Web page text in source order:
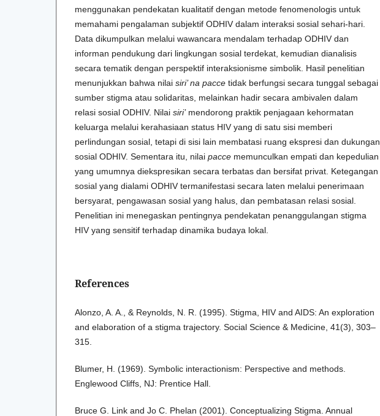
menggunakan pendekatan kualitatif dengan metode fenomenologis untuk
memahami pengalaman subjektif ODHIV dalam interaksi sosial sehari-hari.
Data dikumpulkan melalui wawancara mendalam terhadap ODHIV dan
informan pendukung dari lingkungan sosial terdekat, kemudian dianalisis
secara tematik dengan perspektif interaksionisme simbolik. Hasil penelitian
menunjukkan bahwa nilai siri’ na pacce tidak berfungsi secara tunggal sebagai
sumber stigma atau solidaritas, melainkan hadir secara ambivalen dalam
relasi sosial ODHIV. Nilai siri’mendorong praktik penjagaan kehormatan
keluarga melalui kerahasiaan status HIV yang di satu sisi memberi
perlindungan sosial, tetapi di sisi lain membatasi ruang ekspresi dan dukungan
sosial ODHIV. Sementara itu, nilai pacce memunculkan empati dan kepedulian
yang umumnya diekspresikan secara terbatas dan bersifat privat. Ketegangan
sosial yang dialami ODHIV termanifestasi secara laten melalui penerimaan
bersyarat, pengawasan sosial yang halus, dan pembatasan relasi sosial.
Penelitian ini menegaskan pentingnya pendekatan penanggulangan stigma
HIV yang sensitif terhadap dinamika budaya lokal.
References
Alonzo, A. A., & Reynolds, N. R. (1995). Stigma, HIV and AIDS: An exploration
and elaboration of a stigma trajectory. Social Science & Medicine, 41(3), 303–
315.
Blumer, H. (1969). Symbolic interactionism: Perspective and methods.
Englewood Cliffs, NJ: Prentice Hall.
Bruce G. Link and Jo C. Phelan (2001). Conceptualizing Stigma. Annual